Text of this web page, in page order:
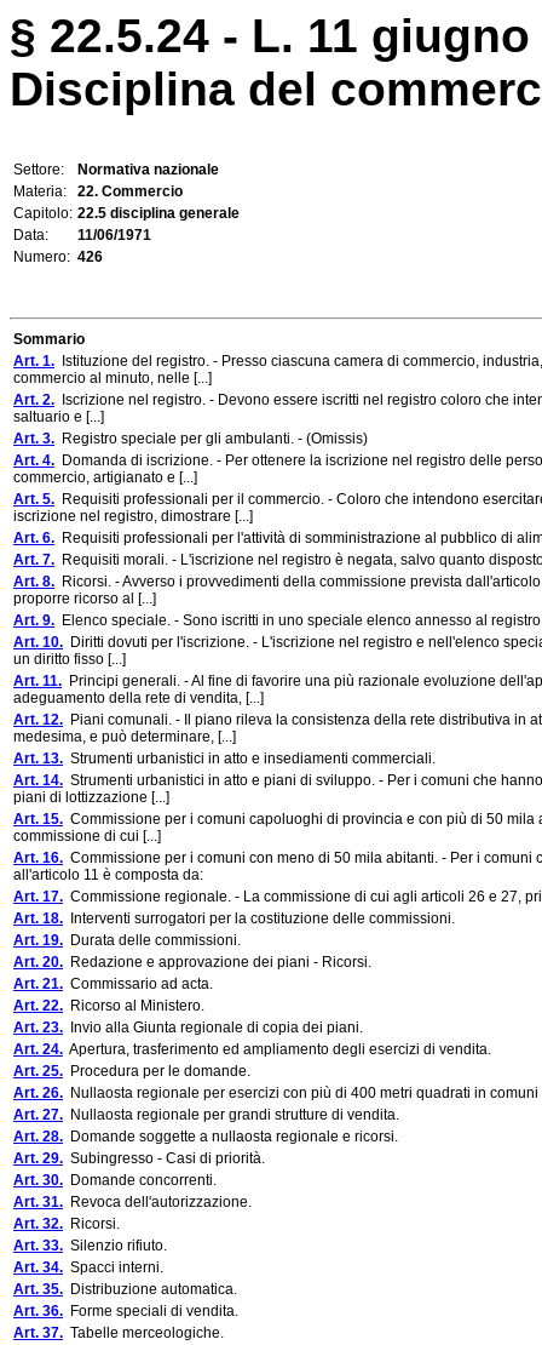
§ 22.5.24 - L. 11
Disciplina del
Settore:
Normativa nazionale
Materia:
22. Commercio
Capitolo: 22.5 disciplina generale
Data:
11/06/1971
Numero: 426
Sommario
Art. 1. Istituzione del registro. - Presso ciascuna camera di commercio,
commercio al minuto, nelle [...]
Art. 2. Iscrizione nel registro. - Devono essere iscritti nel registro coloro che
saltuario e [...]
Art. 3. Registro speciale per gli ambulanti. - (Omissis)
Art. 4. Domanda di iscrizione. - Per ottenere la iscrizione nel registro delle
commercio, artigianato e [...]
Art. 5. Requisiti professionali per il commercio. - Coloro che intendono
iscrizione nel registro, dimostrare [...]
Art. 6. Requisiti professionali per l'attività di somministrazione al pubblico di
Art. 7. Requisiti morali. - L'iscrizione nel registro è negata, salvo quanto
Art. 8. Ricorsi. - Avverso i provvedimenti della commissione prevista
proporre ricorso al [...]
Art. 9. Elenco speciale. - Sono iscritti in uno speciale elenco annesso al
Art. 10. Diritti dovuti per l'iscrizione. - L'iscrizione nel registro e nell'elenco
un diritto fisso [...]
Art. 11. Principi generali. - Al fine di favorire una più razionale evoluzione
adeguamento della rete di vendita, [...]
Art. 12. Piani comunali. - Il piano rileva la consistenza della rete distributiva in
medesima, e può determinare, [...]
Art. 13. Strumenti urbanistici in atto e insediamenti commerciali.
Art. 14. Strumenti urbanistici in atto e piani di sviluppo. - Per i comuni che
piani di lottizzazione [...]
Art. 15. Commissione per i comuni capoluoghi di provincia e con più di 50
commissione di cui [...]
Art. 16. Commissione per i comuni con meno di 50 mila abitanti. - Per i
all'articolo 11 è composta da:
Art. 17. Commissione regionale. - La commissione di cui agli articoli 26 e 27,
Art. 18. Interventi surrogatori per la costituzione delle commissioni.
Art. 19. Durata delle commissioni.
Art. 20. Redazione e approvazione dei piani - Ricorsi.
Art. 21. Commissario ad acta.
Art. 22. Ricorso al Ministero.
Art. 23. Invio alla Giunta regionale di copia dei piani.
Art. 24. Apertura, trasferimento ed ampliamento degli esercizi di vendita.
Art. 25. Procedura per le domande.
Art. 26. Nullaosta regionale per esercizi con più di 400 metri quadrati in
Art. 27. Nullaosta regionale per grandi strutture di vendita.
Art. 28. Domande soggette a nullaosta regionale e ricorsi.
Art. 29. Subingresso - Casi di priorità.
Art. 30. Domande concorrenti.
Art. 31. Revoca dell'autorizzazione.
Art. 32. Ricorsi.
Art. 33. Silenzio rifiuto.
Art. 34. Spacci interni.
Art. 35. Distribuzione automatica.
Art. 36. Forme speciali di vendita.
Art. 37. Tabelle merceologiche.